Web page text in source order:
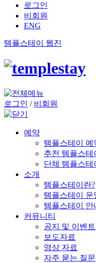
로그인
비회원
ENG
템플스테이 웹진
로그인 / 비회원
예약
템플스테이 예
추천 템플스테
단체 템플스테
소개
템플스테이란?
템플스테이 운
템플스테이 안
커뮤니티
공지 및 이벤트
보도자료
영상 자료
자주 묻는 질문